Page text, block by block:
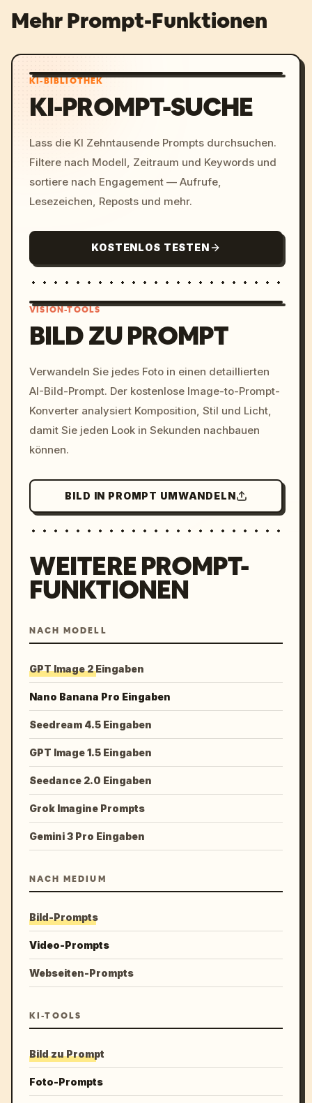
Mehr Prompt-Funktionen
KI-BIBLIOTHEK
KI-PROMPT-SUCHE
Lass die KI Zehntausende Prompts durchsuchen.
Filtere nach Modell, Zeitraum und Keywords und
sortiere nach Engagement — Aufrufe,
Lesezeichen, Reposts und mehr.
KOSTENLOS TESTEN
c, cyberpunk sunset, neon
colors, 8k --v 6.0
VISION-TOOLS
BILD ZU PROMPT
Verwandeln Sie jedes Foto in einen detaillierten
AI-Bild-Prompt. Der kostenlose Image-to-Prompt-
Konverter analysiert Komposition, Stil und Licht,
damit Sie jeden Look in Sekunden nachbauen
können.
BILD IN PROMPT UMWANDELN
WEITERE PROMPT-
FUNKTIONEN
NACH MODELL
GPT Image 2 Eingaben
Nano Banana Pro Eingaben
Seedream 4.5 Eingaben
GPT Image 1.5 Eingaben
Seedance 2.0 Eingaben
Grok Imagine Prompts
Gemini 3 Pro Eingaben
NACH MEDIUM
Bild-Prompts
Video-Prompts
Webseiten-Prompts
KI-TOOLS
Bild zu Prompt
Foto-Prompts